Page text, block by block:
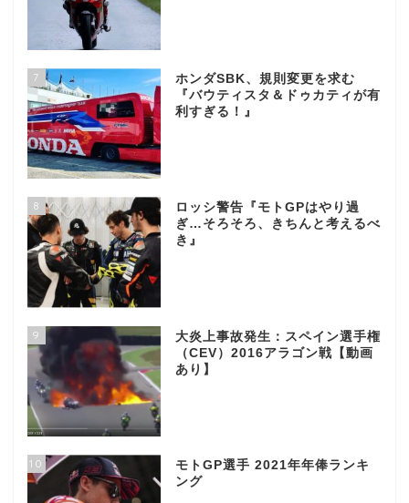
7
ホンダSBK、規則変更を求む
『バウティスタ＆ドゥカティが有
利すぎる！』
8
ロッシ警告『モトGPはやり過
ぎ…そろそろ、きちんと考えるべ
き』
9
大炎上事故発生：スペイン選手権
（CEV）2016アラゴン戦【動画
あり】
10
モトGP選手 2021年年俸ランキ
ング